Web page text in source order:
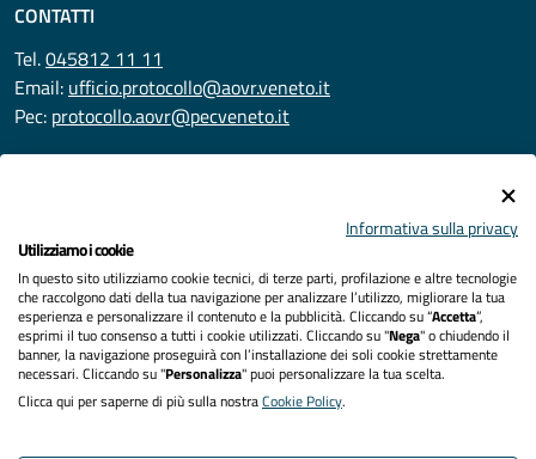
CONTATTI
Tel.045812 11 11
Email: ufficio.protocollo@aovr.veneto.it
Pec: protocollo.aovr@pecveneto.it
Privacy
Accessibilità
Note legali
Informativa sulla privacy
Utilizziamo i cookie
In questo sito utilizziamo cookie tecnici, di terze parti, profilazione e altre tecnologie
che raccolgono dati della tua navigazione per analizzare l’utilizzo, migliorare la tua
esperienza e personalizzare il contenuto e la pubblicità. Cliccando su “Accetta”,
esprimi il tuo consenso a tutti i cookie utilizzati. Cliccando su "Nega" o chiudendo il
banner, la navigazione proseguirà con l’installazione dei soli cookie strettamente
necessari. Cliccando su "Personalizza" puoi personalizzare la tua scelta.
Clicca qui per saperne di più sulla nostraCookie Policy.